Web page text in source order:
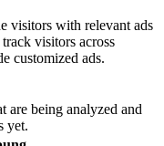
visitors with relevant ads
visitors across
customized ads.
are being analyzed and
yet.